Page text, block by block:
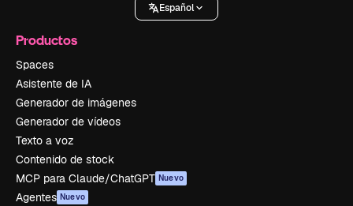
Español
Productos
Spaces
Asistente de IA
Generador de imágenes
Generador de vídeos
Texto a voz
Contenido de stock
MCP para Claude/ChatGPT Nuevo
Agentes Nuevo